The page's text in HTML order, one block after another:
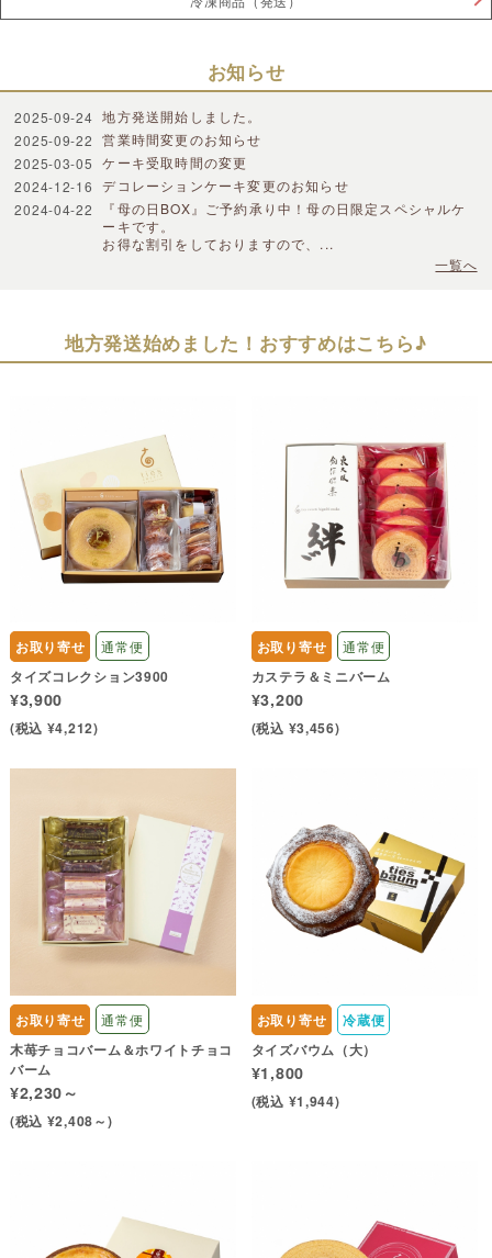
お知らせ
2025-09-24 地方発送開始しました。
2025-09-22
営業時間変更のお知らせ
2025-03-05
ケーキ受取時間の変更
2024-12-16
デコレーションケーキ変更のお知らせ
2024-04-22
『母の日BOX』ご予約承り中！母の日限定スペシャルケ
ーキです。
お得な割引をしておりますので、...
一覧へ
地方発送始めました！おすすめはこちら♪
お取り寄せ 通常便
タイズコレクション3900
¥3,900
(税込 ¥4,212)
お取り寄せ 通常便
カステラ＆ミニバーム
¥3,200
(税込 ¥3,456)
お取り寄せ 通常便
木苺チョコバーム＆ホワイトチョコ
バーム
¥2,230～
(税込 ¥2,408～)
お取り寄せ
冷蔵便
タイズバウム（大）
¥1,800
(税込 ¥1,944)